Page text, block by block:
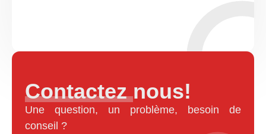
Contactez nous!
Une question, un problème, besoin de
conseil ?